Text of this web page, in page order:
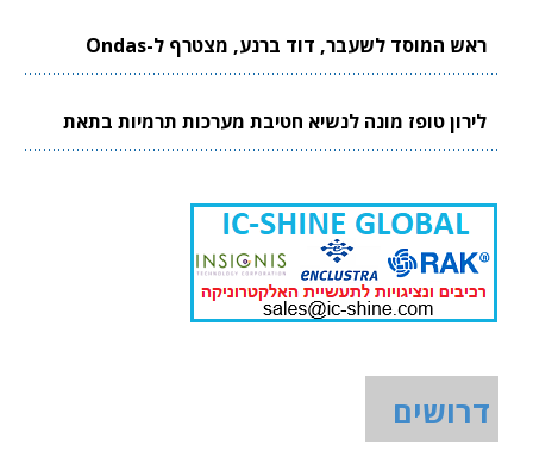
ראש המוסד לשעבר, דוד ברנע, מצטרף ל-Ondas
לירון טופז מונה לנשיא חטיבת מערכות תרמיות בתאת
דרושים